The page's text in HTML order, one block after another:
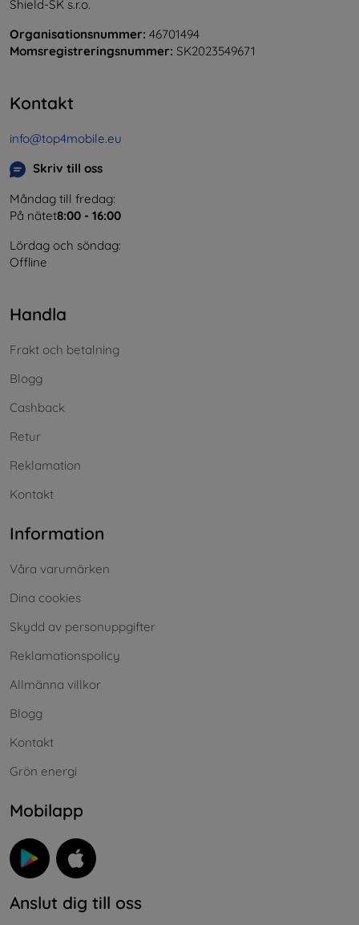
Shield-SK s.r.o.
Organisationsnummer: 46701494
Momsregistreringsnummer: SK2023549671
Kontakt
info@top4mobile.eu
Skriv till oss
Måndag till fredag:
På nätet8:00 - 16:00
Lördag och söndag:
Offline
Handla
Frakt och betalning
Blogg
Cashback
Retur
Reklamation
Kontakt
Information
Våra varumärken
Dina cookies
Skydd av personuppgifter
Reklamationspolicy
Allmänna villkor
Blogg
Kontakt
Grön energi
Mobilapp
Anslut dig till oss